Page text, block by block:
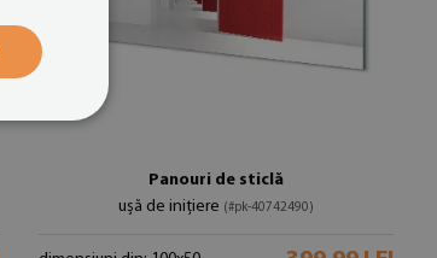
Panouri de sticlă
ușă de inițiere (#pk-40742490)